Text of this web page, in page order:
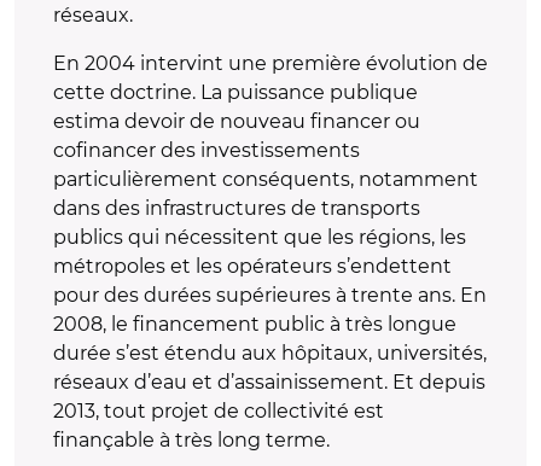
réseaux.
En 2004 intervint une première évolution de
cette doctrine. La puissance publique
estima devoir de nouveau financer ou
cofinancer des investissements
particulièrement conséquents, notamment
dans des infrastructures de transports
publics qui nécessitent que les régions, les
métropoles et les opérateurs s’endettent
pour des durées supérieures à trente ans. En
2008, le financement public à très longue
durée s’est étendu aux hôpitaux, universités,
réseaux d’eau et d’assainissement. Et depuis
2013, tout projet de collectivité est
finançable à très long terme.